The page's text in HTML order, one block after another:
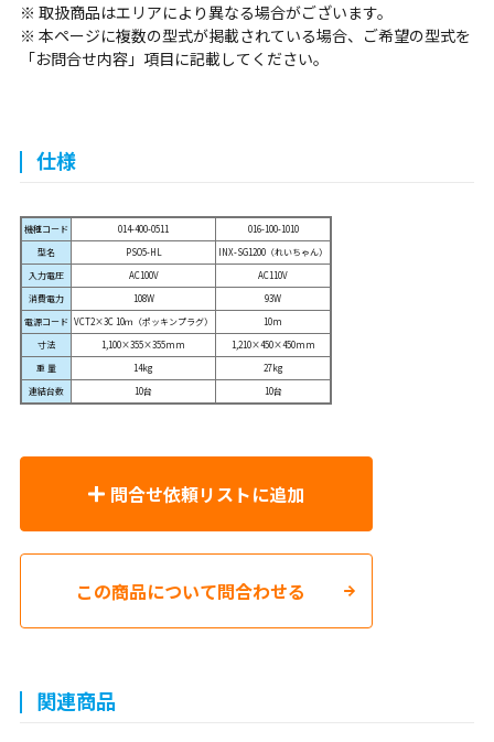
※ 取扱商品はエリアにより異なる場合がございます。
※ 本ページに複数の型式が掲載されている場合、ご希望の型式を
「お問合せ内容」項目に記載してください。
仕様
機種コード 014-400-0511
016-100-1010
型名
PSO5-HL
INX-SG1200（れいちゃん）
入力電圧
AC100V
AC110V
消費電力
108W
93W
電源コード VCT2×3C 10ｍ（ポッキンプラグ）
10m
寸法
1,100×355×355mm
1,210×450×450mm
重 量
14kg
27kg
連結台数
10台 10台
問合せ依頼リストに追加
この商品について問合わせる
関連商品